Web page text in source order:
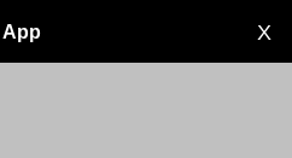
X
App